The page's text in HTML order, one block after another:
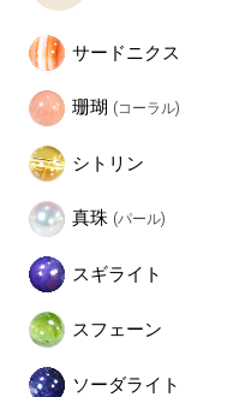
サードニクス
珊瑚 (コーラル)
シトリン
真珠 (パール)
スギライト
スフェーン
ソーダライト